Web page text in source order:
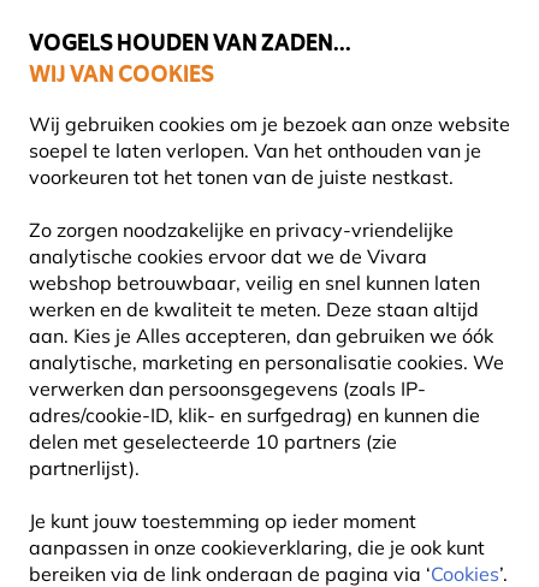
VOGELS HOUDEN VAN ZADEN...
WIJ VAN COOKIES
Wij gebruiken cookies om je bezoek aan onze website
soepel te laten verlopen. Van het onthouden van je
voorkeuren tot het tonen van de juiste nestkast.
Zo zorgen noodzakelijke en privacy-vriendelijke
analytische cookies ervoor dat we de Vivara
webshop betrouwbaar, veilig en snel kunnen laten
werken en de kwaliteit te meten. Deze staan altijd
aan. Kies je Alles accepteren, dan gebruiken we óók
analytische, marketing en personalisatie cookies. We
verwerken dan persoonsgegevens (zoals IP-
adres/cookie-ID, klik- en surfgedrag) en kunnen die
delen met geselecteerde 10 partners (zie
partnerlijst).
Je kunt jouw toestemming op ieder moment
aanpassen in onze cookieverklaring, die je ook kunt
bereiken via de link onderaan de pagina via ‘Cookies’.
Uitstekend beoordeeld door klanten in 11 landen
Gratis thuisbezorgd bij orders vanaf €59
10% KORTING